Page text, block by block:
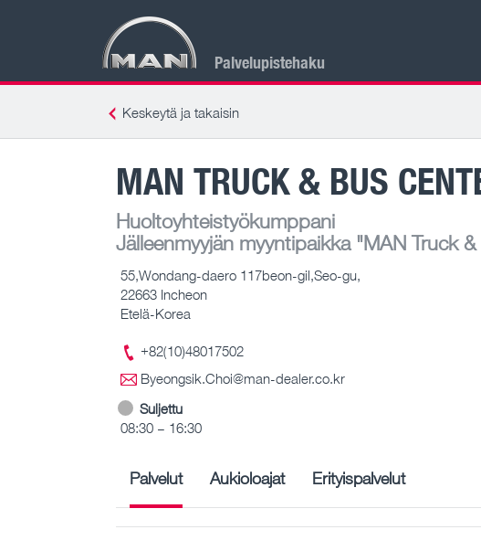
Palvelupistehaku
Keskeytä ja takaisin
MAN TRUCK & BUS
Huoltoyhteistyökumppani
Jälleenmyyjän myyntipaikka"MAN Truck
55,Wondang-daero 117beon-gil,Seo-gu,
22663 Incheon
Etelä-Korea
+82(10)48017502
Byeongsik.Choi@man-dealer.co.kr
Suljettu
08:30 – 16:30
Palvelut Aukioloajat Erityispalvelut